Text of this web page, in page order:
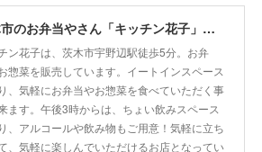
茨木市のお弁当やさん「キッチン花子」ちょい飲みスペース「サウス」
ン花子は、茨木市宇野辺駅徒歩5分。お弁
惣菜を販売しています。イートインスペース
、気軽にお弁当やお惣菜を食べていただく事
ます。午後3時からは、ちょい飲みスペース
、アルコールや飲み物もご用意！気軽に立ち
、気軽に楽しんでいただけるお店となってい